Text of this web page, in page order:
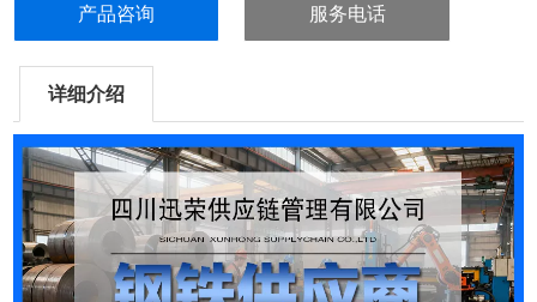
产品咨询 服务电话
详细介绍